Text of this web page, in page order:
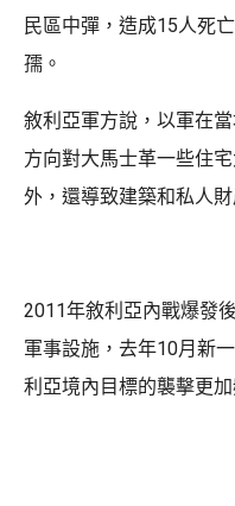
民區中彈，造成15人死
孺。
敘利亞軍方說，以軍在
方向對大馬士革一些住
外，還導致建築和私人財
2011年敘利亞內戰爆發
軍事設施，去年10月新
利亞境內目標的襲擊更加